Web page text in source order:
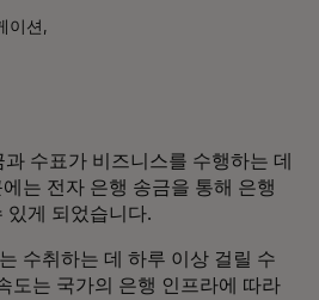
이션,
수표가 비즈니스를 수행하는 데
는 전자 은행 송금을 통해 은행
있게 되었습니다.
수취하는 데 하루 이상 걸릴 수
도는 국가의 은행 인프라에 따라